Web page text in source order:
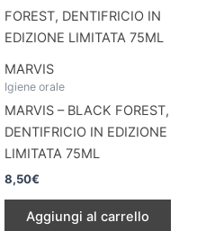
MARVIS
Igiene orale
MARVIS – BLACK FOREST,
DENTIFRICIO IN EDIZIONE
LIMITATA 75ML
8,50€
Aggiungi al carrello